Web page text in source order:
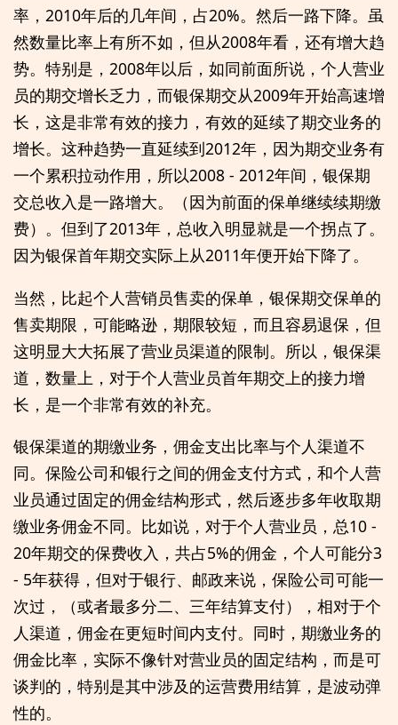
率，2010年后的几年间，占20%。然后一路下降。虽
然数量比率上有所不如，但从2008年看，还有增大趋
势。特别是，2008年以后，如同前面所说，个人营业
员的期交增长乏力，而银保期交从2009年开始高速增
长，这是非常有效的接力，有效的延续了期交业务的
增长。这种趋势一直延续到2012年，因为期交业务有
一个累积拉动作用，所以2008 - 2012年间，银保期
交总收入是一路增大。（因为前面的保单继续续期缴
费）。但到了2013年，总收入明显就是一个拐点了。
因为银保首年期交实际上从2011年便开始下降了。
当然，比起个人营销员售卖的保单，银保期交保单的
售卖期限，可能略逊，期限较短，而且容易退保，但
这明显大大拓展了营业员渠道的限制。所以，银保渠
道，数量上，对于个人营业员首年期交上的接力增
长，是一个非常有效的补充。
银保渠道的期缴业务，佣金支出比率与个人渠道不
同。保险公司和银行之间的佣金支付方式，和个人营
业员通过固定的佣金结构形式，然后逐步多年收取期
缴业务佣金不同。比如说，对于个人营业员，总10 -
20年期交的保费收入，共占5%的佣金，个人可能分3
- 5年获得，但对于银行、邮政来说，保险公司可能一
次过，（或者最多分二、三年结算支付），相对于个
人渠道，佣金在更短时间内支付。同时，期缴业务的
佣金比率，实际不像针对营业员的固定结构，而是可
谈判的，特别是其中涉及的运营费用结算，是波动弹
性的。